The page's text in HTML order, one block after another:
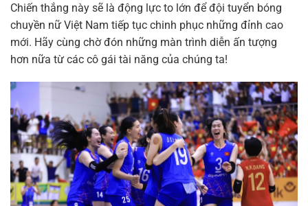
Chiến thắng này sẽ là động lực to lớn để đội tuyển bóng
chuyền nữ Việt Nam tiếp tục chinh phục những đỉnh cao
mới. Hãy cùng chờ đón những màn trình diễn ấn tượng
hơn nữa từ các cô gái tài năng của chúng ta!